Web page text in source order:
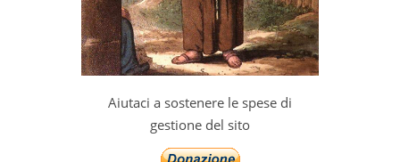
Aiutaci a sostenere le spese di
gestione del sito